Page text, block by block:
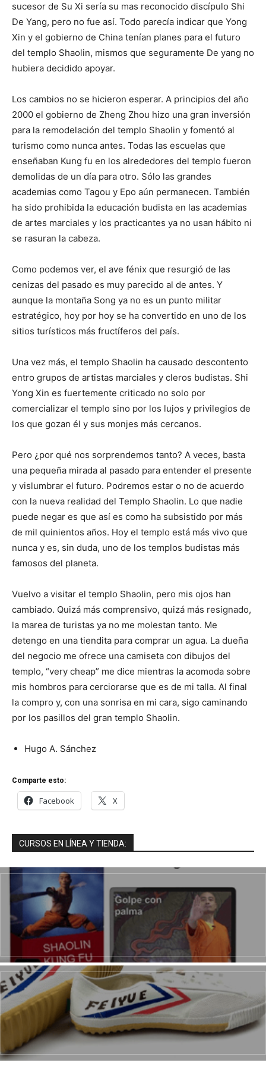
sucesor de Su Xi sería su mas reconocido discípulo Shi
De Yang, pero no fue así. Todo parecía indicar que Yong
Xin y el gobierno de China tenían planes para el futuro
del templo Shaolin, mismos que seguramente De yang no
hubiera decidido apoyar.
Los cambios no se hicieron esperar. A principios del año
2000 el gobierno de Zheng Zhou hizo una gran inversión
para la remodelación del templo Shaolin y fomentó al
turismo como nunca antes. Todas las escuelas que
enseñaban Kung fu en los alrededores del templo fueron
demolidas de un día para otro. Sólo las grandes
academias como Tagou y Epo aún permanecen. También
ha sido prohibida la educación budista en las academias
de artes marciales y los practicantes ya no usan hábito ni
se rasuran la cabeza.
Como podemos ver, el ave fénix que resurgió de las
cenizas del pasado es muy parecido al de antes. Y
aunque la montaña Song ya no es un punto militar
estratégico, hoy por hoy se ha convertido en uno de los
sitios turísticos más fructíferos del país.
Una vez más, el templo Shaolin ha causado descontento
entro grupos de artistas marciales y cleros budistas. Shi
Yong Xin es fuertemente criticado no solo por
comercializar el templo sino por los lujos y privilegios de
los que gozan él y sus monjes más cercanos.
Pero ¿por qué nos sorprendemos tanto? A veces, basta
una pequeña mirada al pasado para entender el presente
y vislumbrar el futuro. Podremos estar o no de acuerdo
con la nueva realidad del Templo Shaolin. Lo que nadie
puede negar es que así es como ha subsistido por más
de mil quinientos años. Hoy el templo está más vivo que
nunca y es, sin duda, uno de los templos budistas más
famosos del planeta.
Vuelvo a visitar el templo Shaolin, pero mis ojos han
cambiado. Quizá más comprensivo, quizá más resignado,
la marea de turistas ya no me molestan tanto. Me
detengo en una tiendita para comprar un agua. La dueña
del negocio me ofrece una camiseta con dibujos del
templo, “very cheap” me dice mientras la acomoda sobre
mis hombros para cerciorarse que es de mi talla. Al final
la compro y, con una sonrisa en mi cara, sigo caminando
por los pasillos del gran templo Shaolin.
Hugo A. Sánchez
Comparte esto:
Facebook X
CURSOS EN LÍNEA Y TIENDA: